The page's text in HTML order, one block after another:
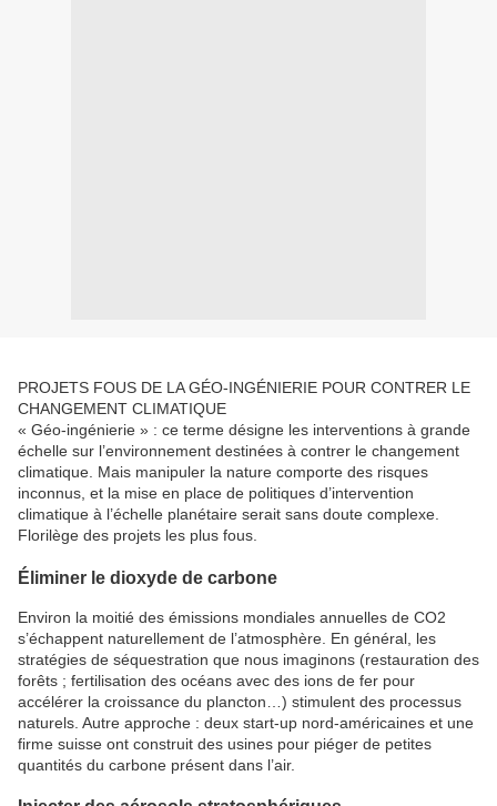
PROJETS FOUS DE LA GÉO-INGÉNIERIE POUR CONTRER LE
CHANGEMENT CLIMATIQUE
« Géo-ingénierie » : ce terme désigne les interventions à grande
échelle sur l’environnement destinées à contrer le changement
climatique. Mais manipuler la nature comporte des risques
inconnus, et la mise en place de politiques d’intervention
climatique à l’échelle planétaire serait sans doute complexe.
Florilège des projets les plus fous.
Éliminer le dioxyde de carbone
Environ la moitié des émissions mondiales annuelles de CO2
s’échappent naturellement de l’atmosphère. En général, les
stratégies de séquestration que nous imaginons (restauration des
forêts ; fertilisation des océans avec des ions de fer pour
accélérer la croissance du plancton…) stimulent des processus
naturels. Autre approche : deux start-up nord-américaines et une
firme suisse ont construit des usines pour piéger de petites
quantités du carbone présent dans l’air.